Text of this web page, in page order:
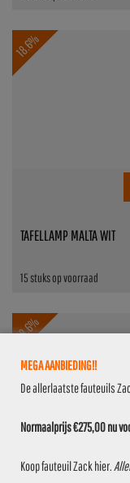
18.6%
15 stuks op voorraad
TAFELLAMP MALTA WIT
18.6%
MEGA AANBIEDING!!
De allerlaatste fauteuils
Normaalprijs €275,00 nu
Koop fauteuil Zackhier